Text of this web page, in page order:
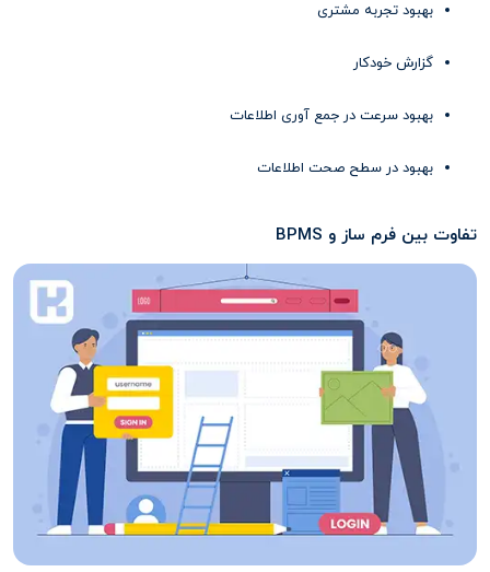
بهبود تجربه مشتری
گزارش خودکار
بهبود سرعت در جمع آوری اطلاعات
بهبود در سطح صحت اطلاعات
تفاوت بین فرم ساز و BPMS